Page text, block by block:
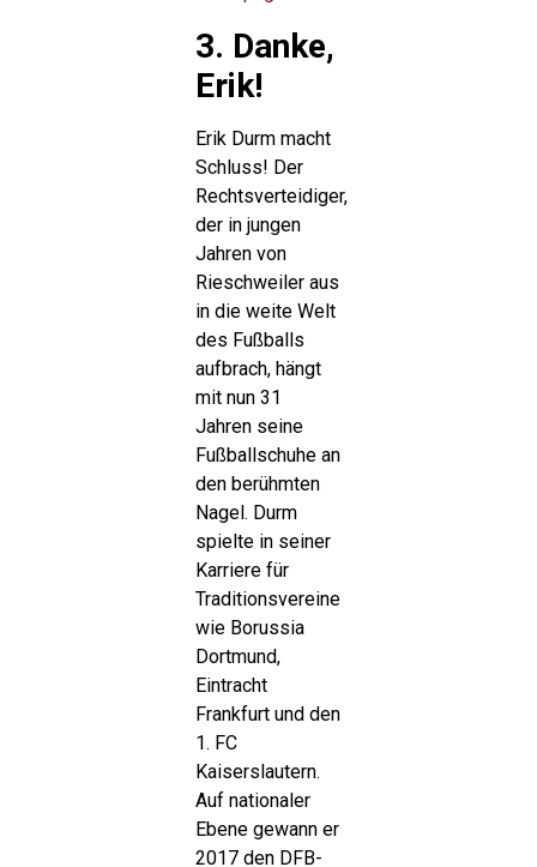
3. Danke,
Erik!
Erik Durm macht
Schluss! Der
Rechtsverteidiger,
der in jungen
Jahren von
Rieschweiler aus
in die weite Welt
des Fußballs
aufbrach, hängt
mit nun 31
Jahren seine
Fußballschuhe an
den berühmten
Nagel. Durm
spielte in seiner
Karriere für
Traditionsvereine
wie Borussia
Dortmund,
Eintracht
Frankfurt und den
1. FC
Kaiserslautern.
Auf nationaler
Ebene gewann er
2017 den DFB-